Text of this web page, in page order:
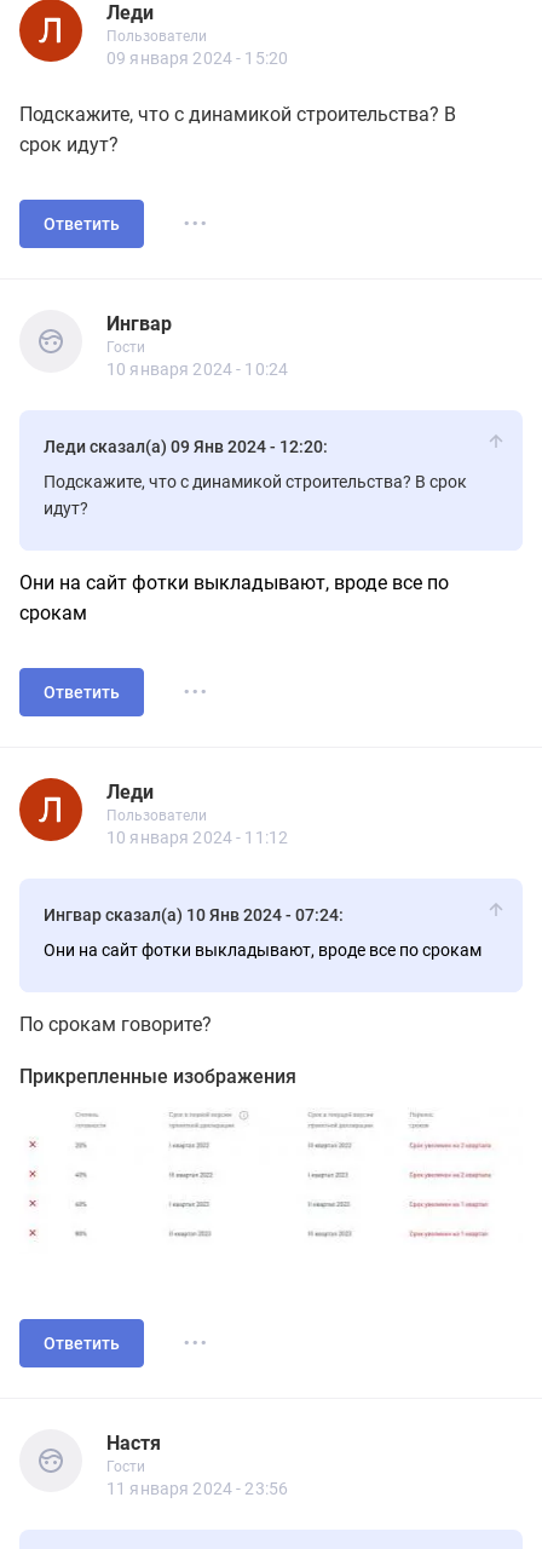
Леди
Леди
Пользователи
1.11
Пользователи
59 сообщений
09 января 2024 - 15:20
Подскажите, что с динамикой строительства? В
срок идут?
Ответить ...
Ингвар
Ингвар
Гости
Гости
10 января 2024 - 10:24
Леди сказал(а) 09 Янв 2024 - 12:20:
Подскажите, что с динамикой строительства? В срок
идут?
Они на сайт фотки выкладывают, вроде все по
срокам
Ответить ...
Леди
Леди
Пользователи
1.11
Пользователи
59 сообщений
10 января 2024 - 11:12
Ингвар сказал(а) 10 Янв 2024 - 07:24:
Они на сайт фотки выкладывают, вроде все по срокам
По срокам говорите?
Прикрепленные изображения
Ответить ...
Настя
Настя
Гости
Гости
11 января 2024 - 23:56